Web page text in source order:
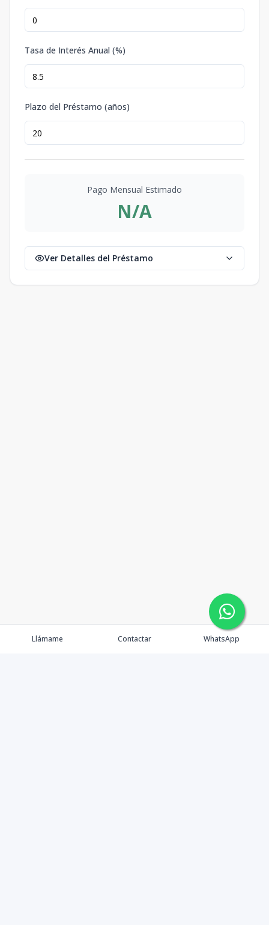
Tasa de Interés Anual (%)
Plazo del Préstamo (años)
Pago Mensual Estimado
N/A
Ver Detalles del Préstamo
Llámame Contactar WhatsApp